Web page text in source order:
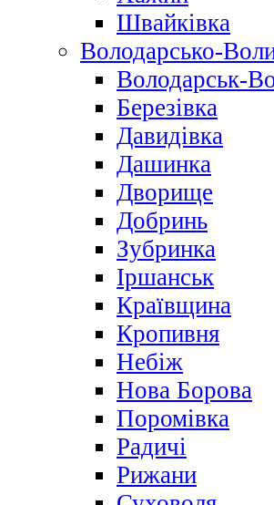
Швайківка
Володарсько-
Володарськ-
Березівка
Давидівка
Дашинка
Дворище
Добринь
Зубринка
Іршанськ
Краївщина
Кропивня
Небіж
Нова Борова
Поромівка
Радичі
Рижани